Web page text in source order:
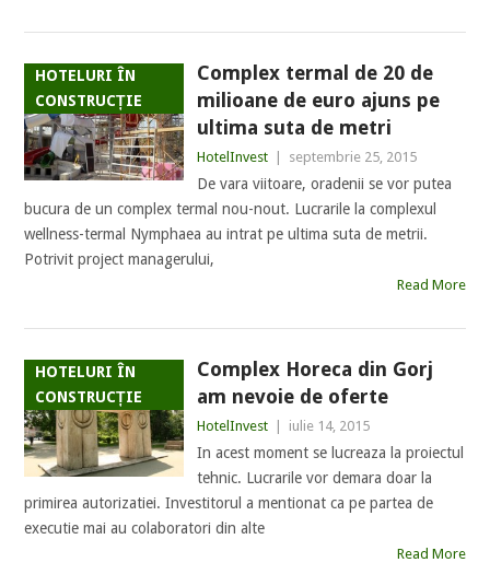
HOTELURI ÎN
CONSTRUCȚIE
Complex termal de 20 de
milioane de euro ajuns pe
ultima suta de metri
HotelInvest septembrie 25, 2015
De vara viitoare, oradenii se vor putea
bucura de un complex termal nou-nout. Lucrarile la complexul
wellness-termal Nymphaea au intrat pe ultima suta de metrii.
Potrivit project managerului,
Read More
HOTELURI ÎN
CONSTRUCȚIE
Complex Horeca din Gorj
am nevoie de oferte
HotelInvest iulie 14, 2015
In acest moment se lucreaza la proiectul
tehnic. Lucrarile vor demara doar la
primirea autorizatiei. Investitorul a mentionat ca pe partea de
executie mai au colaboratori din alte
Read More